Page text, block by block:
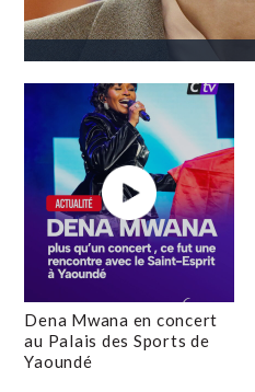
Dena Mwana en concert
au Palais des Sports de
Yaoundé